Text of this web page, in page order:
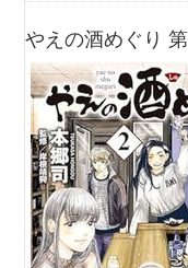
やえの酒めぐり